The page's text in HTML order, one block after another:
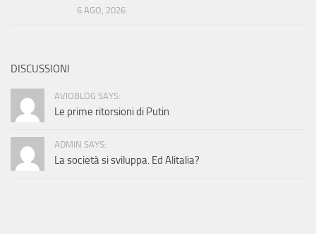
6 AGO, 2026
DISCUSSIONI
AVIOBLOG SAYS:
Le prime ritorsioni di Putin
ADMIN SAYS:
La società si sviluppa. Ed Alitalia?